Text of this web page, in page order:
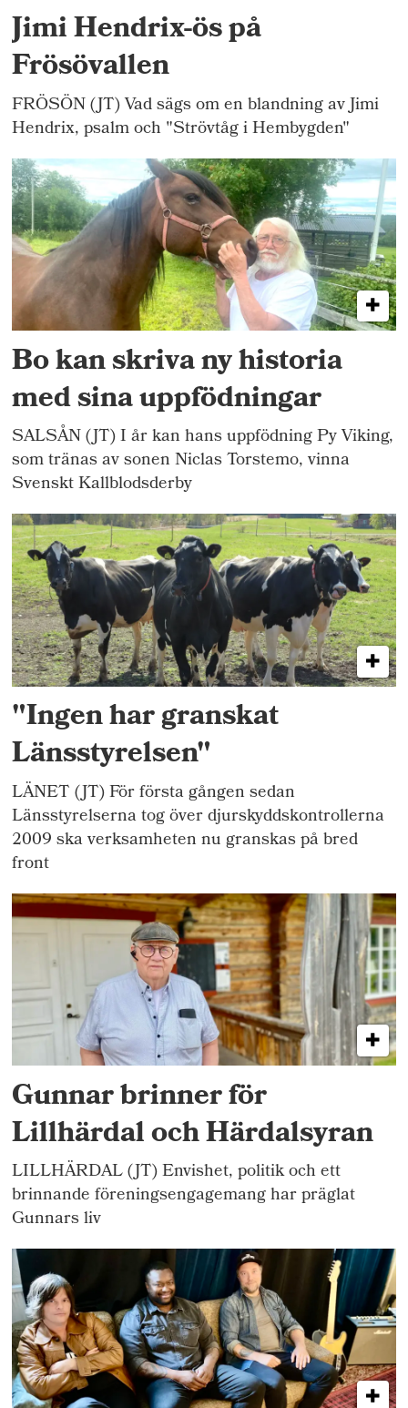
Jimi Hendrix-ös på
Frösövallen
FRÖSÖN (JT) Vad sägs om en blandning av Jimi
Hendrix, psalm och "Strövtåg i Hembygden"
Bo kan skriva ny historia
med sina uppfödningar
SALSÅN (JT) I år kan hans uppfödning Py Viking,
som tränas av sonen Niclas Torstemo, vinna
Svenskt Kallblodsderby
"Ingen har granskat
Länsstyrelsen"
LÄNET (JT) För första gången sedan
Länsstyrelserna tog över djurskyddskontrollerna
2009 ska verksamheten nu granskas på bred
front
Gunnar brinner för
Lillhärdal och Härdalsyran
LILLHÄRDAL (JT) Envishet, politik och ett
brinnande föreningsengagemang har präglat
Gunnars liv